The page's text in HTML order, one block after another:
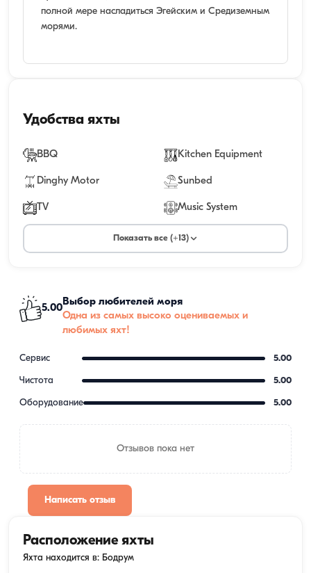
полной мере насладиться Эгейским и Средиземным
морями.
Удобства яхты
BBQ Kitchen Equipment
Dinghy Motor Sunbed
TV Music System
Показать все (+13)
5.00
Выбор любителей моря
Одна из самых высоко оцениваемых и
любимых яхт!
Сервис 5.00
Чистота 5.00
Оборудование 5.00
Отзывов пока нет
Написать отзыв
Расположение яхты
Яхта находится в: Бодрум